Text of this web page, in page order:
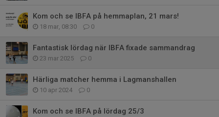
Kom och se IBFA på hemmaplan, 21 mars!
18 mar, 08:30 0
Fantastisk lördag när IBFA fixade sammandrag
23 mar 2025 0
Härliga matcher hemma i Lagmanshallen
10 apr 2024 0
Kom och se IBFA på lördag 25/3